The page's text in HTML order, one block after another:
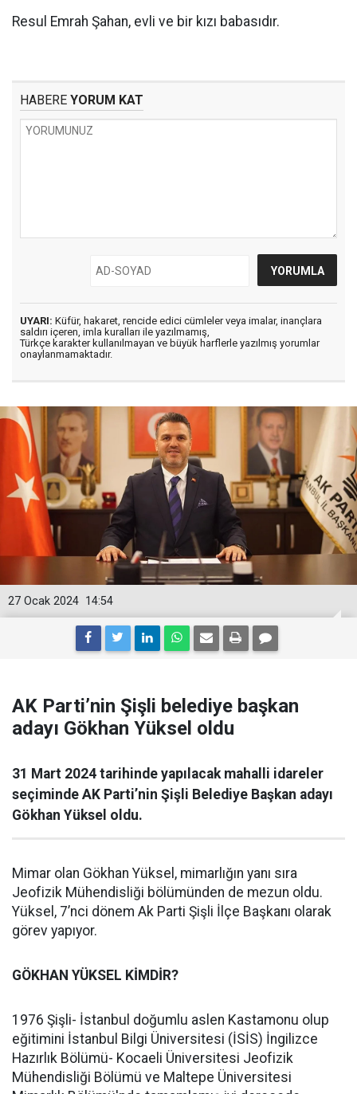
Resul Emrah Şahan, evli ve bir kızı babasıdır.
HABERE YORUM KAT
UYARI: Küfür, hakaret, rencide edici cümleler veya imalar, inançlara
saldırı içeren, imla kuralları ile yazılmamış,
Türkçe karakter kullanılmayan ve büyük harflerle yazılmış yorumlar
onaylanmamaktadır.
14:54
27 Ocak 2024
AK Parti’nin Şişli belediye başkan
adayı Gökhan Yüksel oldu
31 Mart 2024 tarihinde yapılacak mahalli idareler
seçiminde AK Parti’nin Şişli Belediye Başkan adayı
Gökhan Yüksel oldu.
Mimar olan Gökhan Yüksel, mimarlığın yanı sıra
Jeofizik Mühendisliği bölümünden de mezun oldu.
Yüksel, 7’nci dönem Ak Parti Şişli İlçe Başkanı olarak
görev yapıyor.
GÖKHAN YÜKSEL KİMDİR?
1976 Şişli- İstanbul doğumlu aslen Kastamonu olup
eğitimini İstanbul Bilgi Üniversitesi (İSİS) İngilizce
Hazırlık Bölümü- Kocaeli Üniversitesi Jeofizik
Mühendisliği Bölümü ve Maltepe Üniversitesi